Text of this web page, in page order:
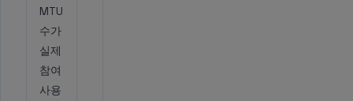
MTU
수가
실제
참여
사용